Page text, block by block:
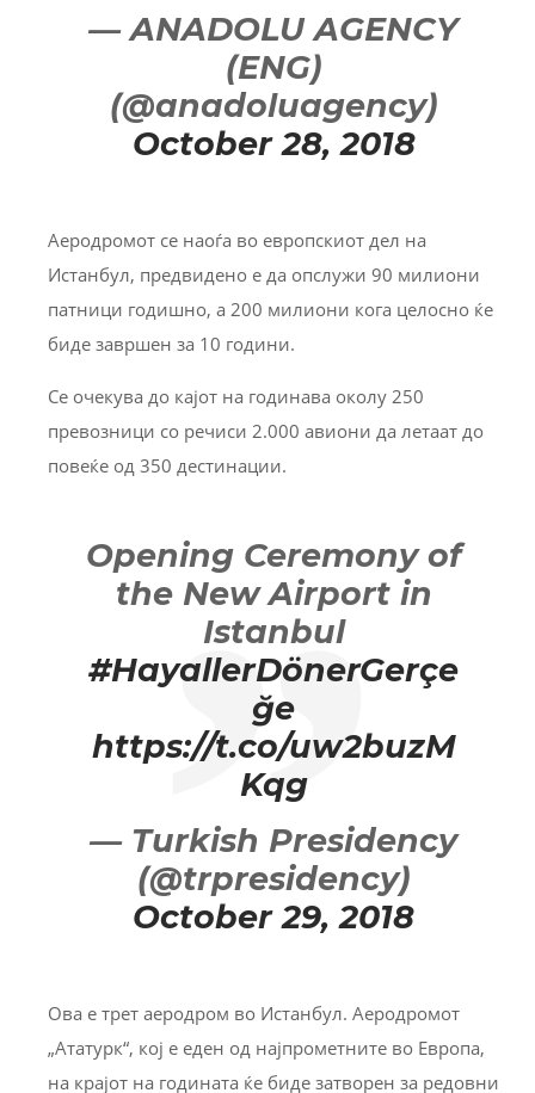
— ANADOLU AGENCY
(ENG)
(@anadoluagency)
October 28, 2018
Аеродромот се наоѓа во европскиот дел на
Истанбул, предвидено е да опслужи 90 милиони
патници годишно, а 200 милиони кога целосно ќе
биде завршен за 10 години.
Се очекува до кајот на годинава околу 250
превозници со речиси 2.000 авиони да летаат до
повеќе од 350 дестинации.
Opening Ceremony of
the New Airport in
Istanbul
#HayallerDönerGerçe
ğe
https://t.co/uw2buzM
Kqg
— Turkish Presidency
(@trpresidency)
October 29, 2018
Ова е трет аеродром во Истанбул. Аеродромот
„Ататурк“, кој е еден од најпрометните во Европа,
на крајот на годината ќе биде затворен за редовни